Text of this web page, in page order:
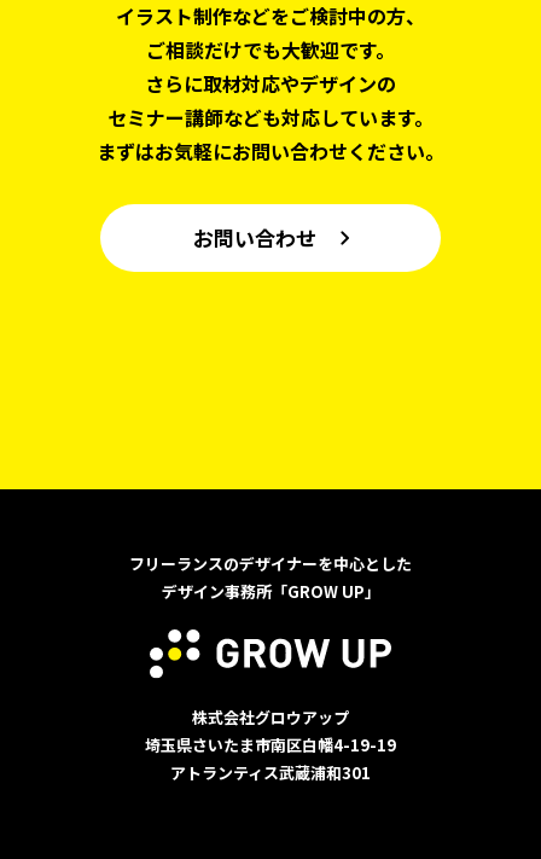
イラスト制作などをご検討中の方、
ご相談だけでも大歓迎です。
さらに取材対応やデザインの
セミナー講師なども対応しています。
まずはお気軽にお問い合わせください。
お問い合わせ
フリーランスのデザイナーを中心とした
デザイン事務所「GROW UP」
株式会社グロウアップ
埼玉県さいたま市南区白幡4-19-19
アトランティス武蔵浦和301